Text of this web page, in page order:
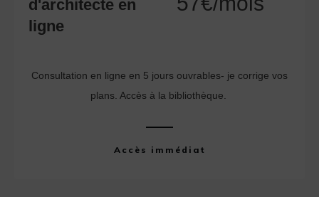
d'architecte en
ligne
Consultation en ligne en 5 jours ouvrables- je corrige vos
plans. Accès à la bibliothèque.
Accès immédiat